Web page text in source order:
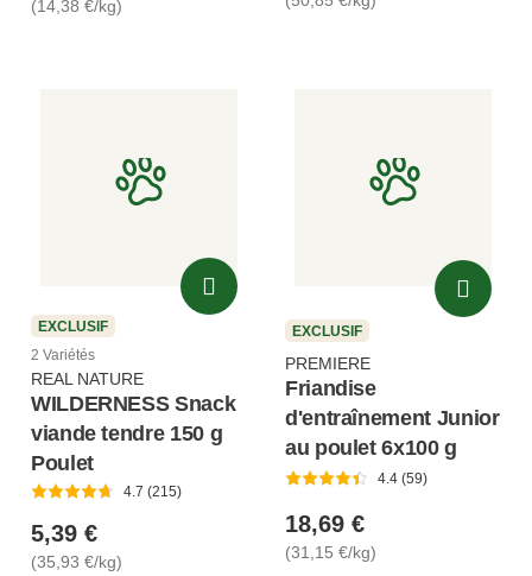
(14,38 €/kg)
EXCLUSIF
2 Variétés
REAL NATURE
WILDERNESS Snack
viande tendre 150 g
Poulet
4.7 (215)
5,39 €
(35,93 €/kg)
EXCLUSIF
PREMIERE
Friandise
d'entraînement Junior
au poulet 6x100 g
4.4 (59)
18,69 €
(31,15 €/kg)